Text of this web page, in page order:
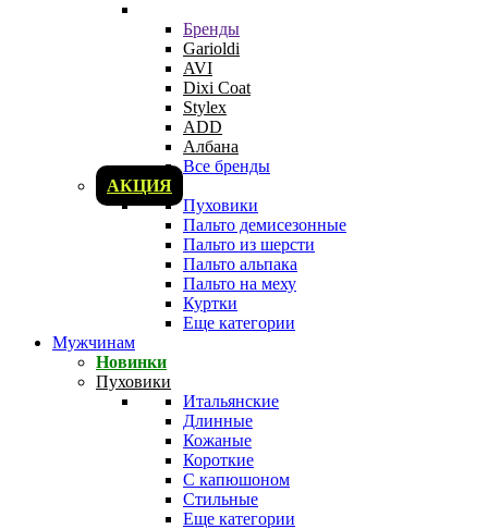
Бренды
Garioldi
AVI
Dixi Coat
Stylex
ADD
Албана
Все бренды
АКЦИЯ
Пуховики
Пальто демисезонные
Пальто из шерсти
Пальто альпака
Пальто на меху
Куртки
Еще категории
Мужчинам
Новинки
Пуховики
Итальянские
Длинные
Кожаные
Короткие
С капюшоном
Стильные
Еще категории